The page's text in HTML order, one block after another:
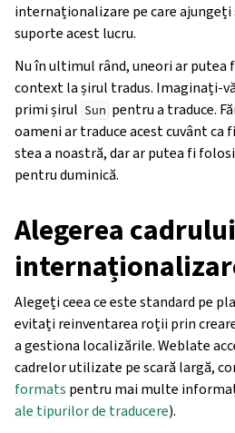
internaționalizare pe care
suporte acest lucru.
Nu în ultimul rând, uneori ar putea
context la șirul tradus. Imaginați-
primi șirul Sun pentru a traduce.
oameni ar traduce acest cuvânt ca
stea a noastră, dar ar putea fi
pentru duminică.
Alegerea
Alegeți ceea ce este standard pe
evitați reinventarea roții prin
a gestiona localizările. Weblate
cadrelor utilizate pe scară largă,
formats pentru mai multe
ale tipurilor de traducere).